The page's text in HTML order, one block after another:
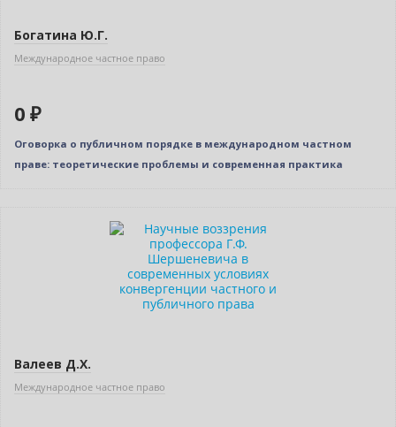
Богатина Ю.Г.
Международное частное право
0 ₽
Оговорка о публичном порядке в международном частном
праве: теоретические проблемы и современная практика
Валеев Д.Х.
Международное частное право